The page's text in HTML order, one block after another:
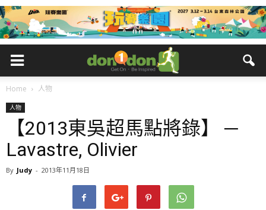
Home 人物
人物
【2013東吳超馬點將錄】 ─
Lavastre, Olivier
By Judy - 2013年11月18日